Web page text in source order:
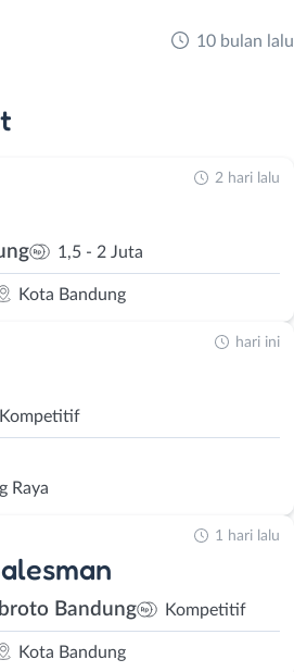
10 bulan lalu
1,5 - 2 Juta
Kota Bandung
2 hari lalu
Kompetitif
Raya
hari ini
Bandung Kompetitif
Kota Bandung
1 hari lalu